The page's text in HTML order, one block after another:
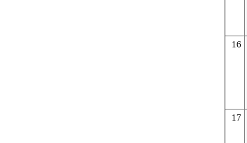
16
17